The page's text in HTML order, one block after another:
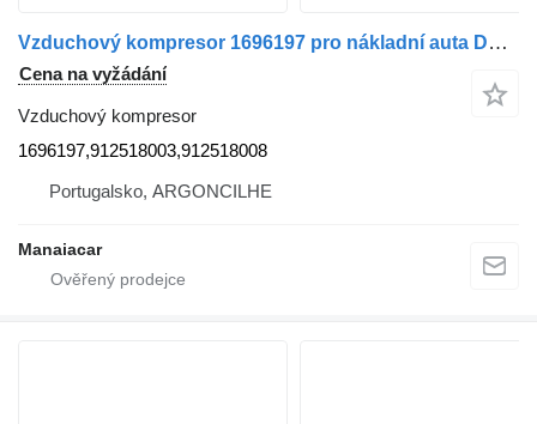
Vzduchový kompresor 1696197 pro nákladní auta DAF XF 105 | 05
Cena na vyžádání
Vzduchový kompresor
1696197,912518003,912518008
Portugalsko, ARGONCILHE
Manaiacar